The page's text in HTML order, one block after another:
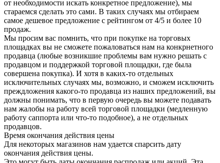
от необходимости искать конкретное предложение), мы
стараемся сделать это сами. В таких случаях мы отбираем
самое дешевое предложение с рейтингом от 4/5 и более 10
продаж.
Мы просим вас помнить, что при покупке на торговых
площадках вы не сможете пожаловаться нам на конкрнетного
продавца (любые возникшие проблемы вам нужно решать с
продавцом и поддержкой торговой площадки, где была
совершена покупка). И хотя в каких-то отдельных
исключительных случаях мы, возможно, и сможем исключить
преждложения какого-то продавца из наших предложений, вы
должны понимать, что в первую очередь вы можете подавать
нам жалобы на работу всей торговой площадки (медленную
работу саппорта или что-то подобное), а не отдельных
продавцов.
Время окончания действия цены
Для некоторых магазинов нам удается спарсить дату
окончания действия цены.